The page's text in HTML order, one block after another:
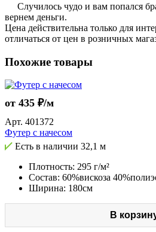
Случилось чудо и вам попался
вернем деньги.
Цена действительна только для
отличаться от цен в розничных
Похожие товары
от 435 ₽/м
Арт. 401372
Футер с начесом
Есть в наличии 32,1 м
Плотность: 295 г/м²
Состав: 60%вискоза
Ширина: 180см
В